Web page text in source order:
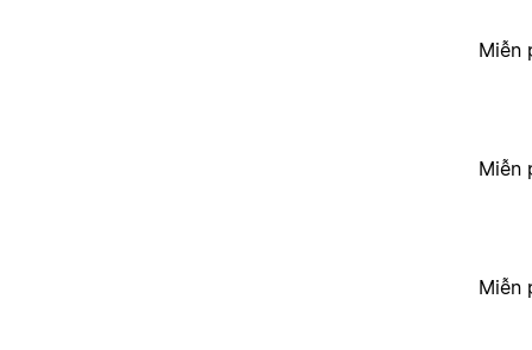
Miễn
Miễn
Miễn